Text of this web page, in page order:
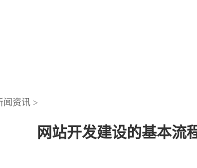
闻资讯 >
网站开发建设的基本流